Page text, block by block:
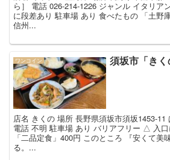
ら］ 電話 026-214-1226 ジャンル イタリ
に段差あり 駐車場 あり 食べたもの 「土野
信州...
ワンコイン 須坂市「き
店名 きくの 場所 長野県須坂市須坂1453-
電話 不明 駐車場 あり バリアフリー △ 入
「二品定食」400円 このところ 『安くて美
る。...